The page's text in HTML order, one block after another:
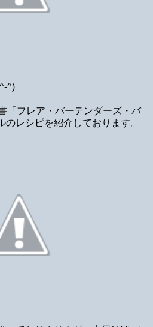
^)
「フレア・バーテンダーズ・バ
レシピを紹介しております。